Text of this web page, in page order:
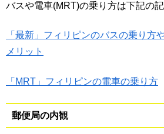
バスや電車(MRT)の乗り方は下記の
「最新」フィリピンのバスの乗り方
メリット
「MRT」フィリピンの電車の乗り方
郵便局の内観